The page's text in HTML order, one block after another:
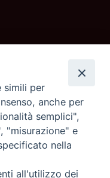
simili per
anche per
semplici",
"misurazione" e
nella
all'utilizzo dei